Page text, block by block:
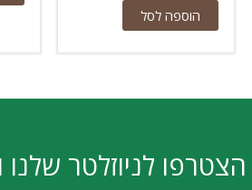
הוספה לסל
הצטרפו לניוזלטר שלנו